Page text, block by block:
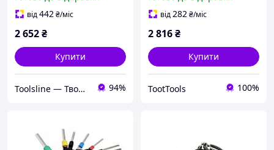
від442₴/міс
2 652₴
Купити
Toolsline — Твоя лінія інструменту 94%
KB04029
від282₴/міс
2 816₴
Купити
TootTools 100%